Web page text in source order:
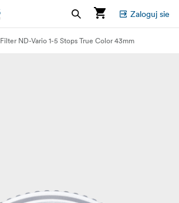
Zaloguj sie
Filter ND-Vario 1-5 Stops True Color 43mm